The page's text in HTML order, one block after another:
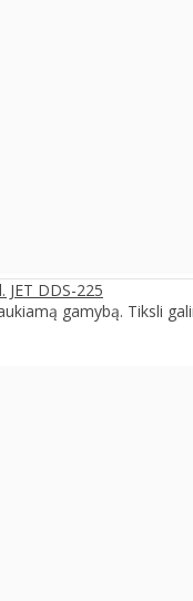
JET DDS-225
gamybą. Tiksli